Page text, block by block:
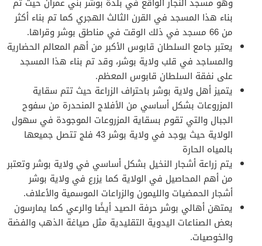
بناء هذا المسجد في القرن الثالث الهجري كما تم بناء أكثر
من 66 مسجد في ذلك الوقت في مناطق بوشر وقراها.
يعتبر جامع السلطان قابوس الأكبر من أهم المعالم الحضارية
والمساجد في قلب ولاية بوشر، وقد تم بناء هذا المسجد
على نفقة السلطان قابوس المعظم.
يتميز أهل ولاية بوشر باحتراف الزراعة حيث تتم سقاية
المزروعات بشكل أساسي من الأفلاج المنحدرة من سفوح
الجبال والتي تقوم بسقاية المزروعات الموجودة في سهول
الولاية حيث يوجد في ولاية بوشر 43 فلج تتصل جميعها
بالمياه الحارة
يتم زراعة أشجار النخيل بشكل أساسي في ولاية بوشر وتعتبر
من أهم المحاصيل في الولاية كما يزرع في ولاية بوشر
أشجار الحمضيات والليمون والزراعات الموسمية والأعلاف.
يمتهن أهالي بوشر حرفة الصيد أيضًا والرعي كما يمارسون
بعض الصناعات اليدوية التقليدية مثل صياغة الذهب والفضة
والخوصيات.